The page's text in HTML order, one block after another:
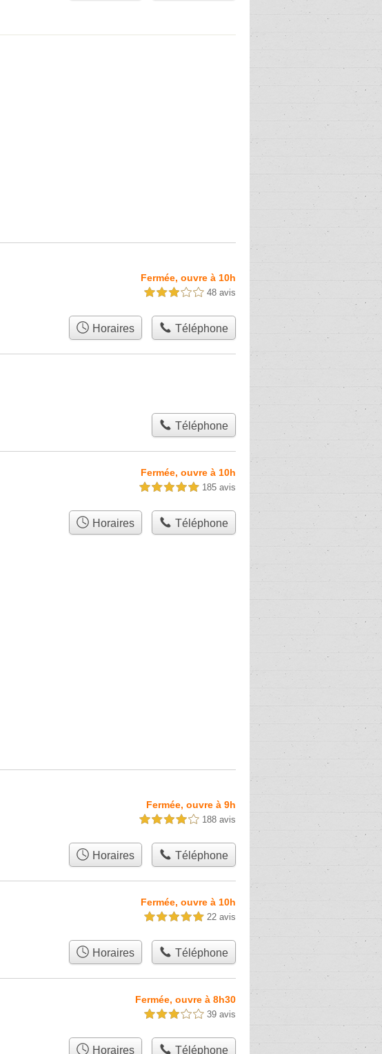
Fermée, ouvre à 10h
3,0 étoiles sur 5 48 avis
Horaires Téléphone
Téléphone
Fermée, ouvre à 10h
5,0 étoiles sur 5 185 avis
Horaires Téléphone
Fermée, ouvre à 9h
4,0 étoiles sur 5 188 avis
Horaires Téléphone
Fermée, ouvre à 10h
5,0 étoiles sur 5 22 avis
Horaires Téléphone
Fermée, ouvre à 8h30
3,0 étoiles sur 5 39 avis
Horaires Téléphone